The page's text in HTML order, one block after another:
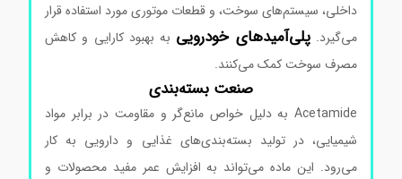
داخلی، سیستم‌های سوخت، و قطعات موتوری مورد استفاده قرار
می‌گیرد.پلی‌آمیدهای خودروییبه بهبود کارایی و کاهش
مصرف سوخت کمک می‌کنند.
صنعت بسته‌بندی
Acetamide به دلیل خواص مانع‌گر و مقاومت در برابر مواد
شیمیایی، در تولید بسته‌بندی‌های غذایی و دارویی به کار
می‌رود. این ماده می‌تواند به افزایش عمر مفید محصولات و